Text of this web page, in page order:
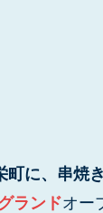
町に、串焼
ランドオー